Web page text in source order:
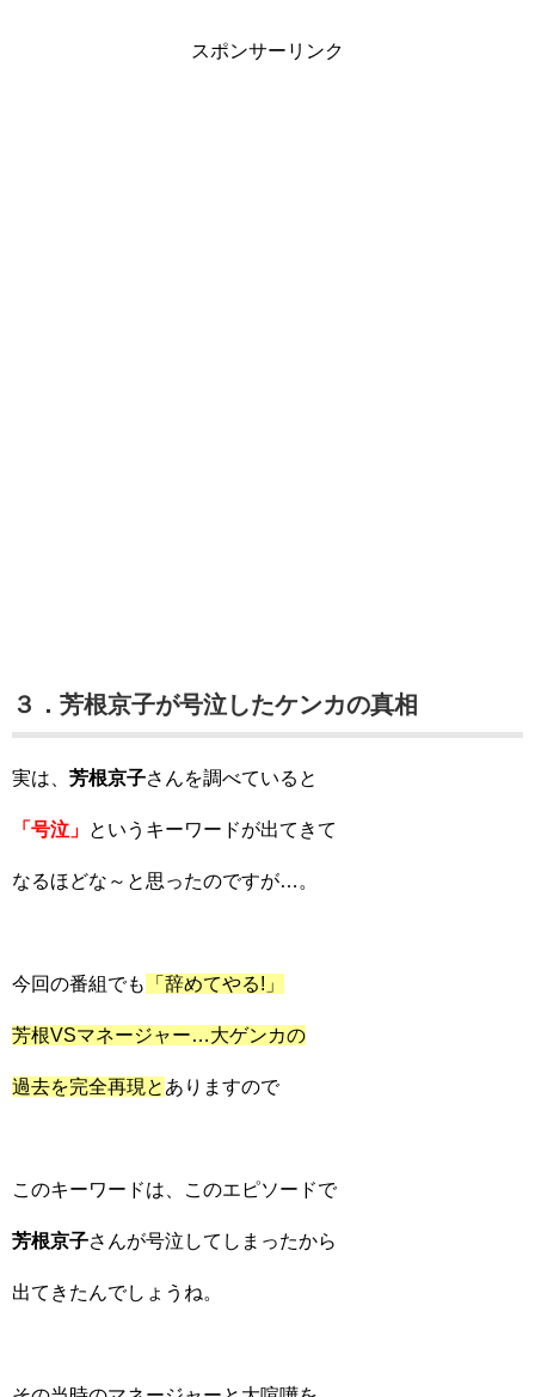
スポンサーリンク
３．芳根京子が号泣したケンカの真相
実は、 芳根京子さんを調べていると
「号泣」 というキーワードが出てきて
なるほどな～と思ったのですが…。
今回の番組でも 「辞めてやる!」
芳根VSマネージャー…大ゲンカの
過去を完全再現と ありますので
このキーワードは、このエピソードで
芳根京子さんが号泣してしまったから
出てきたんでしょうね。